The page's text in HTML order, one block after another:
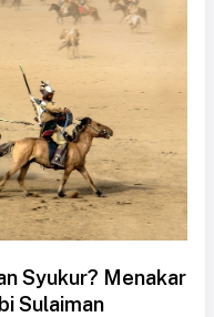
Syukur? Menakar
Sulaiman